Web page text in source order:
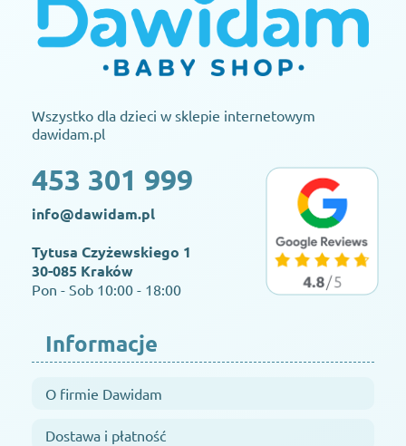
Wszystko dla dzieci w sklepie internetowym
dawidam.pl
453 301 999
info@dawidam.pl
Tytusa Czyżewskiego 1
30-085 Kraków
Pon - Sob 10:00 - 18:00
Informacje
O firmie Dawidam
Dostawa i płatność